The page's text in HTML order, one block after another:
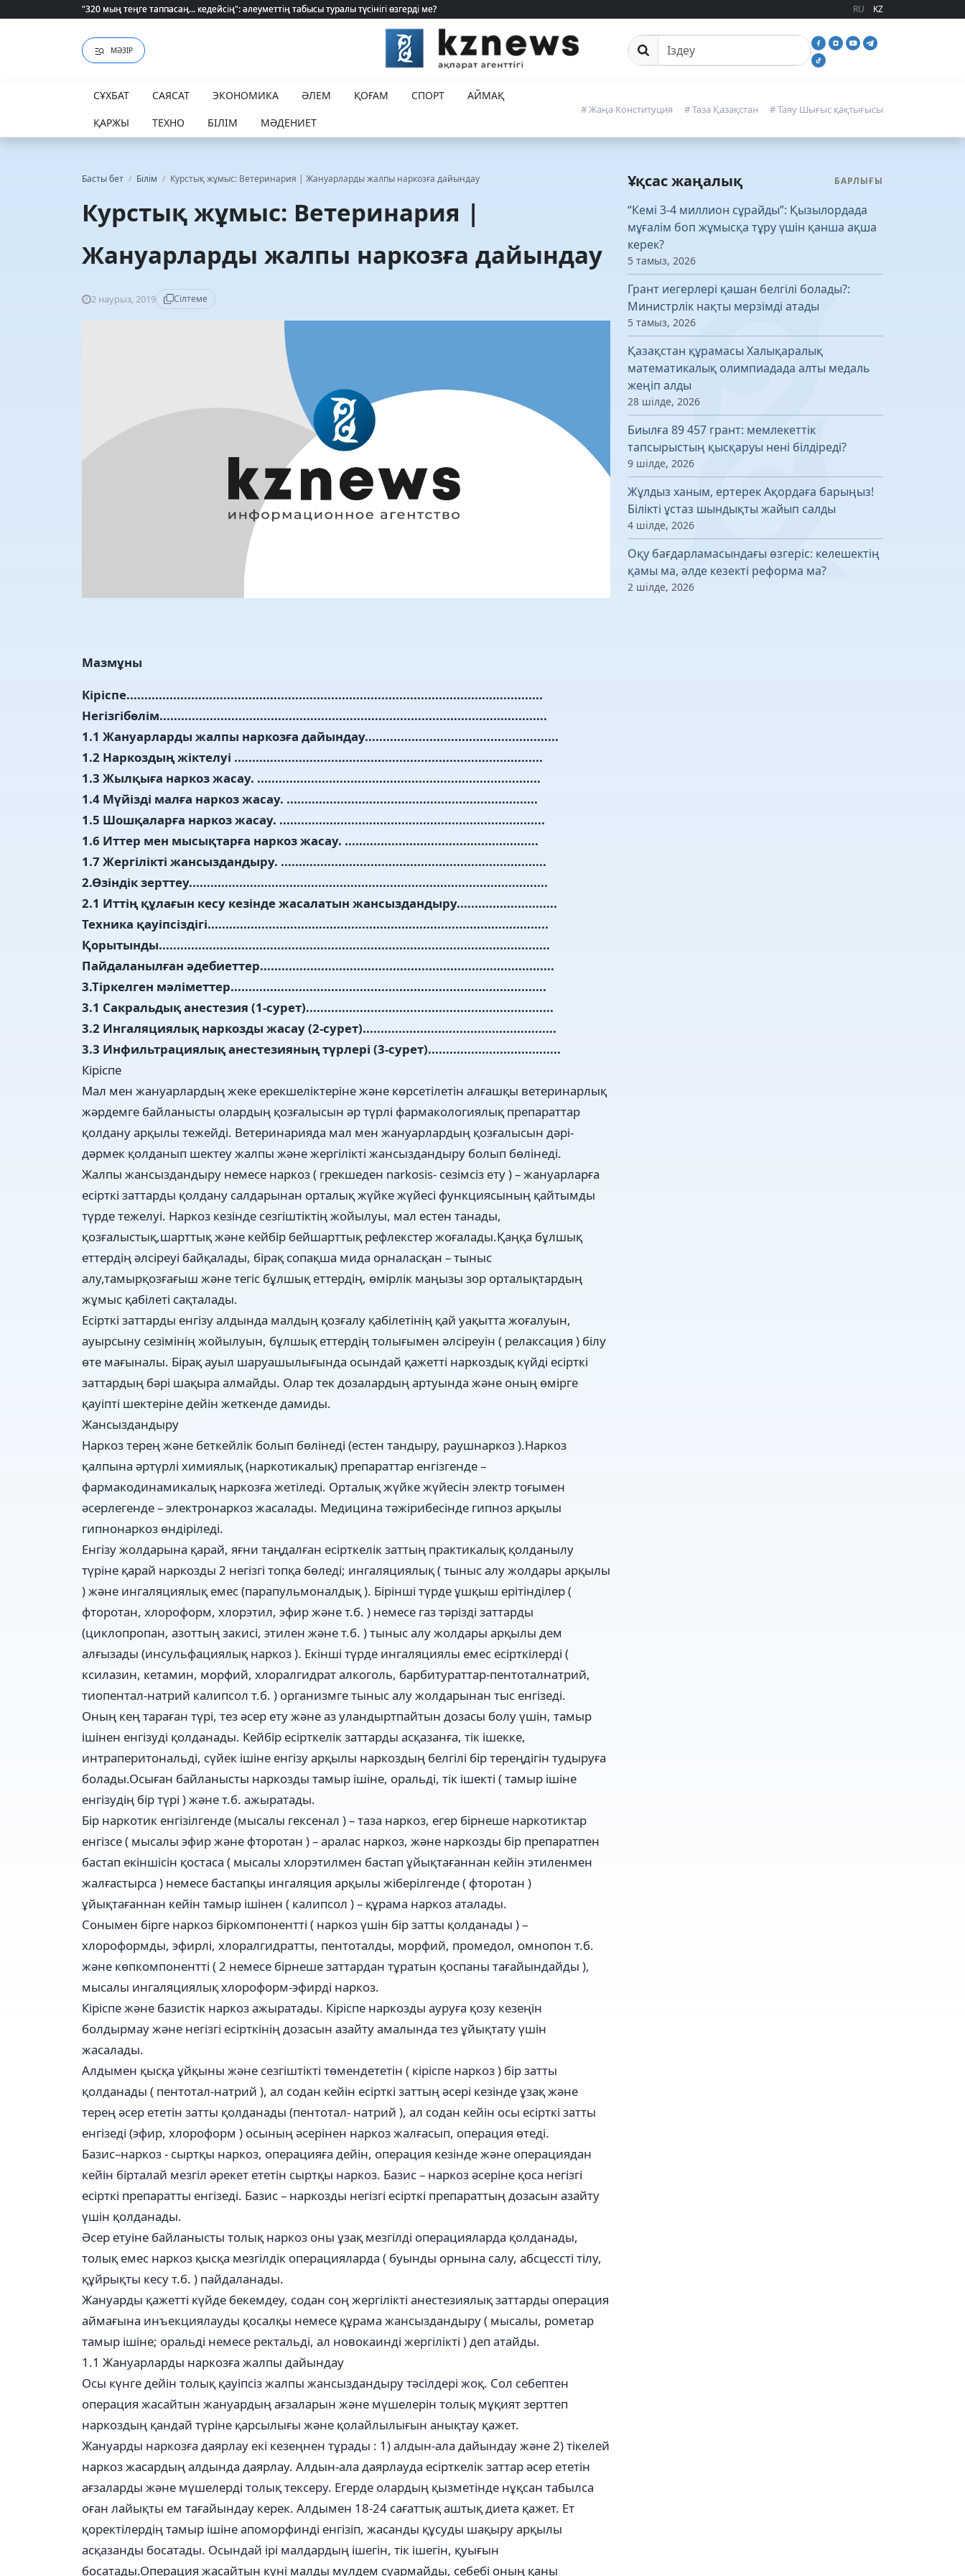
"320 мың теңге таппасаң... кедейсің": әлеуметтің табысы туралы түсінігі өзгерді ме?
"320 мың теңге таппасаң... кедейсің": әлеуметтің табысы туралы түсінігі өзгерді ме? RU KZ
МӘЗІР Сайттан іздеу
СҰХБАТ САЯСАТ ЭКОНОМИКА ӘЛЕМ ҚОҒАМ СПОРТ
АЙМАҚ
ҚАРЖЫ
ТЕХНО БІЛІМ МӘДЕНИЕТ
# Жаңа Конституция # Таза Қазақстан # Таяу Шығыс қақтығысы
Басты бет / Білім / Курстық жұмыс: Ветеринария | Жануарларды жалпы наркозға дайындау
Курстық жұмыс: Ветеринария |
Жануарларды жалпы наркозға дайындау
2 наурыз, 2019 Сілтеме
Мазмұны
Кіріспе....................................................................................................................
Негізгібөлім............................................................................................................
1.1 Жануарларды жалпы наркозға дайындау......................................................
1.2 Наркоздың жіктелуі ......................................................................................
1.3 Жылқыға наркоз жасау. ...............................................................................
1.4 Мүйізді малға наркоз жасау. ......................................................................
1.5 Шошқаларға наркоз жасау. ..........................................................................
1.6 Иттер мен мысықтарға наркоз жасау. ......................................................
1.7 Жергілікті жансыздандыру. ..........................................................................
2.Өзіндік зерттеу....................................................................................................
2.1 Иттің құлағын кесу кезінде жасалатын жансыздандыру............................
Техника қауіпсіздігі...............................................................................................
Қорытынды.............................................................................................................
Пайдаланылған әдебиеттер..................................................................................
3.Тіркелген мәліметтер........................................................................................
3.1 Сакральдық анестезия (1-сурет).....................................................................
3.2 Ингаляциялық наркозды жасау (2-сурет)......................................................
3.3 Инфильтрациялық анестезияның түрлері (3-сурет).....................................
Кіріспе
Мал мен жануарлардың жеке ерекшеліктеріне және көрсетілетін алғашқы ветеринарлық
жәрдемге байланысты олардың қозғалысын әр түрлі фармакологиялық препараттар
қолдану арқылы тежейді. Ветеринарияда мал мен жануарлардың қозғалысын дәрі-
дәрмек қолданып шектеу жалпы және жергілікті жансыздандыру болып бөлінеді.
Жалпы жансыздандыру немесе наркоз ( грекшеден narkosis- сезімсіз ету ) – жануарларға
есірткі заттарды қолдану салдарынан орталық жүйке жүйесі функциясының қайтымды
түрде тежелуі. Наркоз кезінде сезгіштіктің жойылуы, мал естен танады,
қозғалыстық,шарттық және кейбір бейшарттық рефлекстер жоғалады.Қаңқа бұлшық
еттердің әлсіреуі байқалады, бірақ сопақша мида орналасқан – тыныс
алу,тамырқозғағыш және тегіс бұлшық еттердің, өмірлік маңызы зор орталықтардың
жұмыс қабілеті сақталады.
Есірткі заттарды енгізу алдында малдың қозғалу қабілетінің қай уақытта жоғалуын,
ауырсыну сезімінің жойылуын, бұлшық еттердің толығымен әлсіреуін ( релаксация ) білу
өте мағыналы. Бірақ ауыл шаруашылығында осындай қажетті наркоздық күйді есірткі
заттардың бәрі шақыра алмайды. Олар тек дозалардың артуында және оның өмірге
қауіпті шектеріне дейін жеткенде дамиды.
Жансыздандыру
Наркоз терең және беткейлік болып бөлінеді (естен тандыру, раушнаркоз ).Наркоз
қалпына әртүрлі химиялық (наркотикалық) препараттар енгізгенде –
фармакодинамикалық наркозға жетіледі. Орталық жүйке жүйесін электр тоғымен
әсерлегенде – электронаркоз жасалады. Медицина тәжірибесінде гипноз арқылы
гипнонаркоз өндіріледі.
Енгізу жолдарына қарай, яғни таңдалған есірткелік заттың практикалық қолданылу
түріне қарай наркозды 2 негізгі топқа бөледі; ингаляциялық ( тыныс алу жолдары арқылы
) және ингаляциялық емес (парапульмоналдық ). Бірінші түрде ұшқыш ерітінділер (
фторотан, хлороформ, хлорэтил, эфир және т.б. ) немесе газ тәрізді заттарды
(циклопропан, азоттың закисі, этилен және т.б. ) тыныс алу жолдары арқылы дем
алғызады (инсульфациялық наркоз ). Екінші түрде ингаляциялы емес есірткілерді (
ксилазин, кетамин, морфий, хлоралгидрат алкоголь, барбитураттар-пентоталнатрий,
тиопентал-натрий калипсол т.б. ) организмге тыныс алу жолдарынан тыс енгізеді.
Оның кең тараған түрі, тез әсер ету және аз уландыртпайтын дозасы болу үшін, тамыр
ішінен енгізуді қолданады. Кейбір есірткелік заттарды асқазанға, тік ішекке,
интраперитональді, сүйек ішіне енгізу арқылы наркоздың белгілі бір тереңдігін тудыруға
болады.Осыған байланысты наркозды тамыр ішіне, оральді, тік ішекті ( тамыр ішіне
енгізудің бір түрі ) және т.б. ажыратады.
Бір наркотик енгізілгенде (мысалы гексенал ) – таза наркоз, егер бірнеше наркотиктар
енгізсе ( мысалы эфир және фторотан ) – аралас наркоз, және наркозды бір препаратпен
бастап екіншісін қостаса ( мысалы хлорэтилмен бастап ұйықтағаннан кейін этиленмен
жалғастырса ) немесе бастапқы ингаляция арқылы жіберілгенде ( фторотан )
ұйықтағаннан кейін тамыр ішінен ( калипсол ) – құрама наркоз аталады.
Сонымен бірге наркоз біркомпонентті ( наркоз үшін бір затты қолданады ) –
хлороформды, эфирлі, хлоралгидратты, пентоталды, морфий, промедол, омнопон т.б.
және көпкомпонентті ( 2 немесе бірнеше заттардан тұратын қоспаны тағайындайды ),
мысалы ингаляциялық хлороформ-эфирді наркоз.
Кіріспе және базистік наркоз ажыратады. Кіріспе наркозды ауруға қозу кезеңін
болдырмау және негізгі есірткінің дозасын азайту амалында тез ұйықтату үшін
жасалады.
Алдымен қысқа ұйқыны және сезгіштікті төмендететін ( кіріспе наркоз ) бір затты
қолданады ( пентотал-натрий ), ал содан кейін есірткі заттың әсері кезінде ұзақ және
терең әсер ететін затты қолданады (пентотал- натрий ), ал содан кейін осы есірткі затты
енгізеді (эфир, хлороформ ) осының әсерінен наркоз жалғасып, операция өтеді.
Базис–наркоз - сыртқы наркоз, операцияға дейін, операция кезінде және операциядан
кейін бірталай мезгіл әрекет ететін сыртқы наркоз. Базис – наркоз әсеріне қоса негізгі
есірткі препаратты енгізеді. Базис – наркозды негізгі есірткі препараттың дозасын азайту
үшін қолданады.
Әсер етуіне байланысты толық наркоз оны ұзақ мезгілді операцияларда қолданады,
толық емес наркоз қысқа мезгілдік операцияларда ( буынды орнына салу, абсцессті тілу,
құйрықты кесу т.б. ) пайдаланады.
Жануарды қажетті күйде бекемдеу, содан соң жергілікті анестезиялық заттарды операция
аймағына инъекциялауды қосалқы немесе құрама жансыздандыру ( мысалы, рометар
тамыр ішіне; оральді немесе ректальді, ал новокаинді жергілікті ) деп атайды.
1.1 Жануарларды наркозға жалпы дайындау
Осы күнге дейін толық қауіпсіз жалпы жансыздандыру тәсілдері жоқ. Сол себептен
операция жасайтын жануардың ағзаларын және мүшелерін толық мұқият зерттеп
наркоздың қандай түріне қарсылығы және қолайлылығын анықтау қажет.
Жануарды наркозға даярлау екі кезеңнен тұрады : 1) алдын-ала дайындау және 2) тікелей
наркоз жасардың алдында даярлау. Алдын-ала даярлауда есірткелік заттар әсер ететін
ағзаларды және мүшелерді толық тексеру. Егерде олардың қызметінде нұқсан табылса
оған лайықты ем тағайындау керек. Алдымен 18-24 сағаттық аштық диета қажет. Ет
қоректілердің тамыр ішіне апоморфинді енгізіп, жасанды құсуды шақыру арқылы
асқазанды босатады. Осындай ірі малдардың ішегін, тік ішегін, қуығын
босатады.Операция жасайтын күні малды мүлдем суармайды, себебі оның қаны
Ұқсас жаңалық БАРЛЫҒЫ
“Кемі 3-4 миллион сұрайды”: Қызылордада
мұғалім боп жұмысқа тұру үшін қанша ақша
керек?
5 тамыз, 2026
Грант иегерлері қашан белгілі болады?:
Министрлік нақты мерзімді атады
5 тамыз, 2026
Қазақстан құрамасы Халықаралық
математикалық олимпиадада алты медаль
жеңіп алды
28 шілде, 2026
Биылға 89 457 грант: мемлекеттік
тапсырыстың қысқаруы нені білдіреді?
9 шілде, 2026
Жұлдыз ханым, ертерек Ақордаға барыңыз!
Білікті ұстаз шындықты жайып салды
4 шілде, 2026
Оқу бағдарламасындағы өзгеріс: келешектің
қамы ма, әлде кезекті реформа ма?
2 шілде, 2026